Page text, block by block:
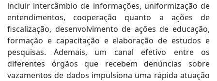
incluir intercâmbio de informações, uniformização de
entendimentos, cooperação quanto a ações de
fiscalização, desenvolvimento de ações de educação,
formação e capacitação e elaboração de estudos e
pesquisas. Ademais, um canal efetivo entre os
diferentes órgãos que recebem denúncias sobre
vazamentos de dados impulsiona uma rápida atuação